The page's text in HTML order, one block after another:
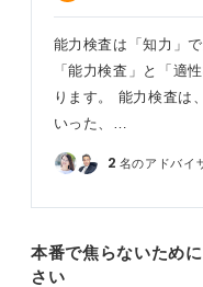
能力検査は「知力」
「能力検査」と「適
ります。 能力検査は
いった、…
2 名のアドバイ
本番で焦らないため
さい